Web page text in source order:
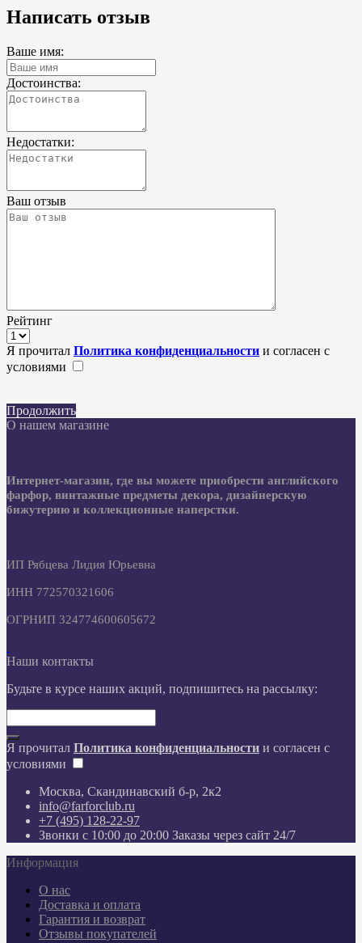
Написать отзыв
Ваше имя:
Достоинства:
Недостатки:
Ваш отзыв
Рейтинг
Я прочитал Политика конфиденциальности и согласен с
условиями
Продолжить
О нашем магазине
Интернет-магазин, где вы можете приобрести английского
фарфор, винтажные предметы декора, дизайнерскую
бижутерию и коллекционные наперстки.
ИП Рябцева Лидия Юрьевна
ИНН 772570321606
ОГРНИП 324774600605672
Наши контакты
Будьте в курсе наших акций, подпишитесь на рассылку:
Я прочитал Политика конфиденциальности и согласен с
условиями
Москва, Скандинавский б-р, 2к2
info@farforclub.ru
+7 (495) 128-22-97
Звонки c 10:00 до 20:00 Заказы через сайт 24/7
Информация
О нас
Доставка и оплата
Гарантия и возврат
Отзывы покупателей